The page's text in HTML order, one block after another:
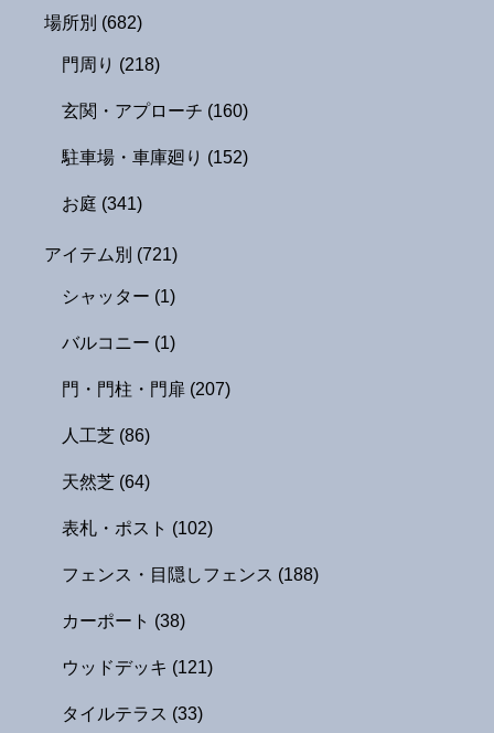
場所別 (682)
門周り (218)
玄関・アプローチ (160)
駐車場・車庫廻り (152)
お庭 (341)
アイテム別 (721)
シャッター (1)
バルコニー (1)
門・門柱・門扉 (207)
人工芝 (86)
天然芝 (64)
表札・ポスト (102)
フェンス・目隠しフェンス (188)
カーポート (38)
ウッドデッキ (121)
タイルテラス (33)